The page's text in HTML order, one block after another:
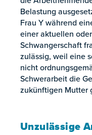
Belastung
Frau Y während
einer aktuellen
Schwangerschaft
zulässig, weil eine
nicht
Schwerarbeit die
zukünftigen Mutter
Unzulässige